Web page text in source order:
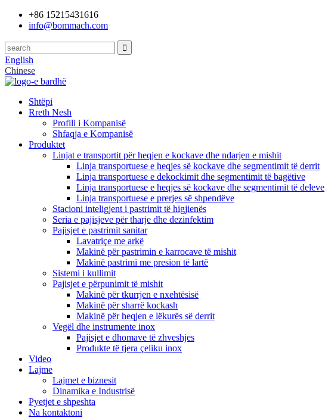
+86 15215431616
info@bommach.com
English
Chinese
Shtëpi
Rreth Nesh
Profili i Kompanisë
Shfaqja e Kompanisë
Produktet
Linjat e transportit për heqjen e kockave dhe ndarjen e mishit
Linja transportuese e heqjes së kockave dhe segmentimit të derrit
Linja transportuese e dekockimit dhe segmentimit të bagëtive
Linja transportuese e heqjes së kockave dhe segmentimit të deleve
Linja transportuese e prerjes së shpendëve
Stacioni inteligjent i pastrimit të higjienës
Seria e pajisjeve për tharje dhe dezinfektim
Pajisjet e pastrimit sanitar
Lavatriçe me arkë
Makinë për pastrimin e karrocave të mishit
Makinë pastrimi me presion të lartë
Sistemi i kullimit
Pajisjet e përpunimit të mishit
Makinë për tkurrjen e nxehtësisë
Makinë për sharrë kockash
Makinë për heqjen e lëkurës së derrit
Vegël dhe instrumente inox
Pajisjet e dhomave të zhveshjes
Produkte të tjera çeliku inox
Video
Lajme
Lajmet e biznesit
Dinamika e Industrisë
Pyetjet e shpeshta
Na kontaktoni